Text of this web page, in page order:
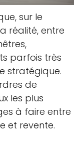
sur le
réalité, entre
parfois très
stratégique.
de
les plus
à faire entre
et revente.